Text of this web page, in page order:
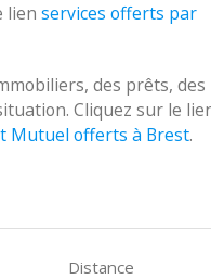
lien services offerts par
des prêts, des
Cliquez sur le
Mutuel offerts à Brest.
Distance